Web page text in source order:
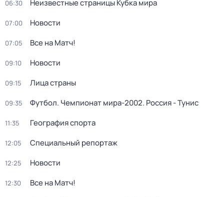
06:30 Неизвестные страницы Кубка мира
07:00 Новости
07:05 Все на Матч!
09:10 Новости
09:15 Лица страны
09:35 Футбол. Чемпионат мира-2002. Россия - Тунис
11:35 География спорта
12:05 Специальный репортаж
12:25 Новости
12:30 Все на Матч!